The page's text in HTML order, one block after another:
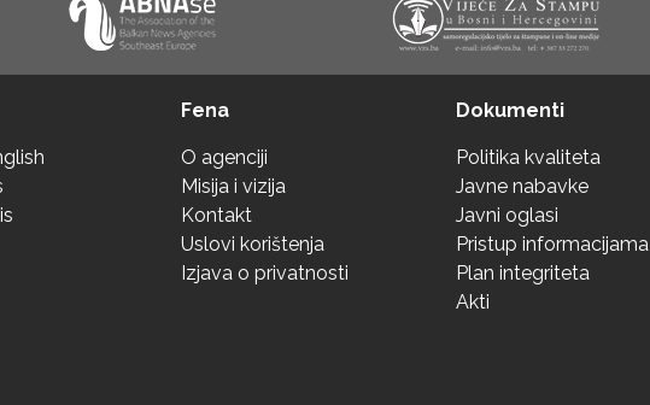
Fena
O agenciji
Misija i vizija
Kontakt
Uslovi korištenja
Izjava o privatnosti
Dokumenti
Politika kvaliteta
Javne nabavke
Javni oglasi
Pristup informacijama
Plan integriteta
Akti